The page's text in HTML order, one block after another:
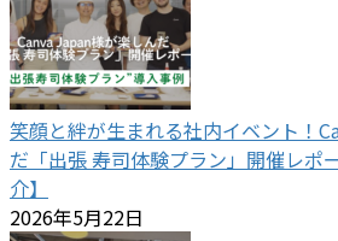
笑顔と絆が生まれる社内イベント！
だ「出張 寿司体験プラン」開催レポ
介】
2026年5月22日